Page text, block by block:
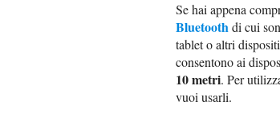
Se hai appena
Bluetoothdi cui
tablet o altri
consentono ai
10 metri. Per
vuoi usarli.